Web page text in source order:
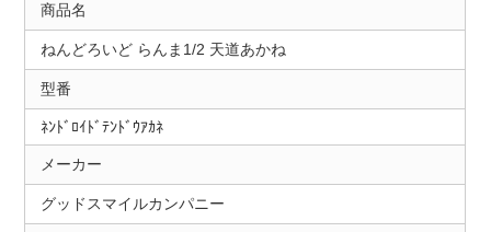
商品名
ねんどろいど らんま1/2 天道あかね
型番
ﾈﾝﾄﾞﾛｲﾄﾞﾃﾝﾄﾞｳｱｶﾈ
メーカー
グッドスマイルカンパニー